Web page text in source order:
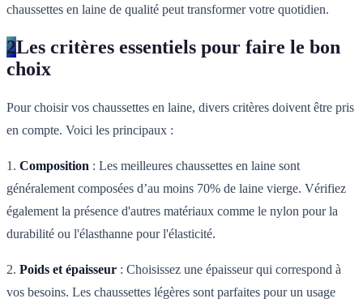
chaussettes en laine de qualité peut transformer votre quotidien.
2Les critères essentiels pour faire le bon
choix
Pour choisir vos chaussettes en laine, divers critères doivent être pris
en compte. Voici les principaux :
1. Composition : Les meilleures chaussettes en laine sont
généralement composées d’au moins 70% de laine vierge. Vérifiez
également la présence d'autres matériaux comme le nylon pour la
durabilité ou l'élasthanne pour l'élasticité.
2. Poids et épaisseur : Choisissez une épaisseur qui correspond à
vos besoins. Les chaussettes légères sont parfaites pour un usage